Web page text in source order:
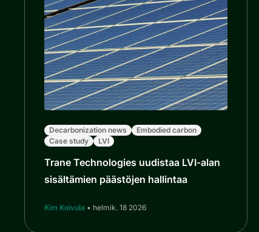
Decarbonization news
Embodied carbon
Case study
LVI
Trane Technologies uudistaa LVI-alan
sisältämien päästöjen hallintaa
Kim Koivula • helmik. 18 2026